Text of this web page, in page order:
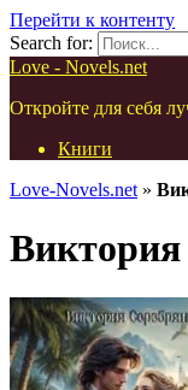
Перейти к контенту
Search for:
Love - Novels.net
Откройте для себя
Книги
Love-Novels.net »
Виктория